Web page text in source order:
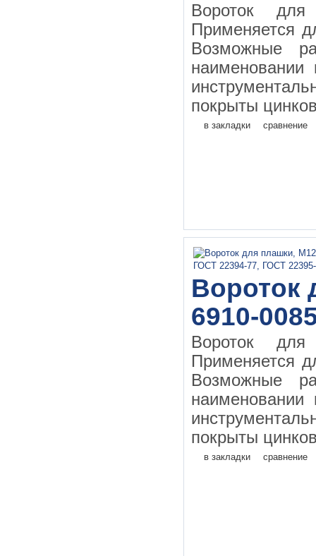
Вороток
Применяется
Возможные
наименовании
покрыты
в закладки сравнение
Вороток
6910-
Вороток
Применяется
Возможные
наименовании
покрыты
в закладки сравнение